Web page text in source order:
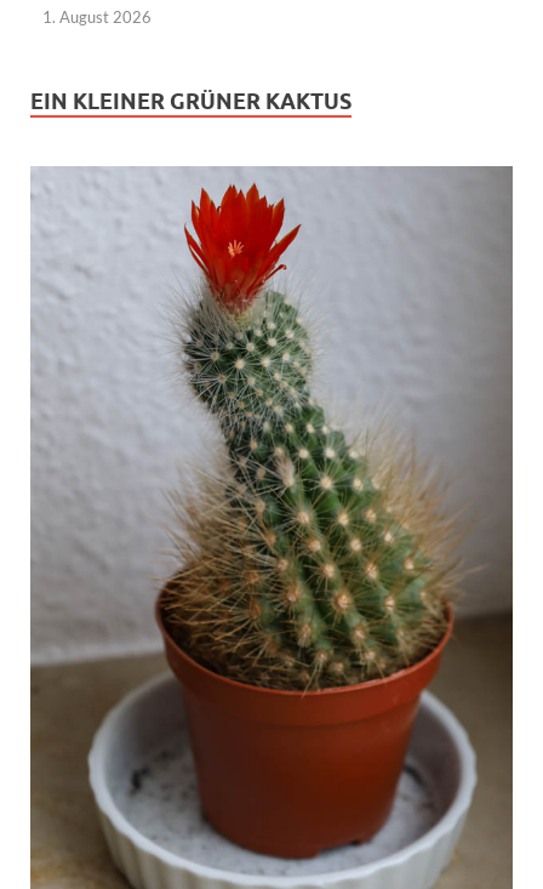
1. August 2026
EIN KLEINER GRÜNER KAKTUS